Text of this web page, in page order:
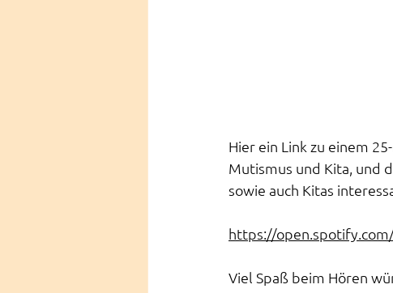
Hier ein Link zu einem
Mutismus und Kita, und
sowie auch Kitas
https://
Viel Spaß beim Hören